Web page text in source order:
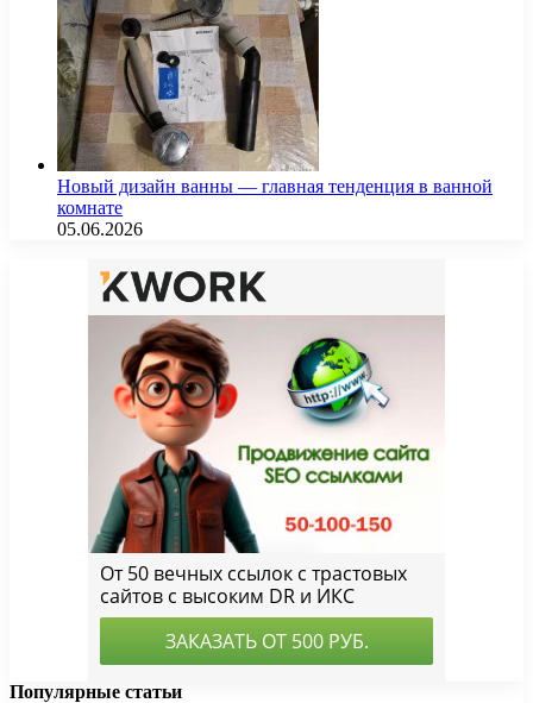
Новый дизайн ванны — главная тенденция в ванной
комнате
05.06.2026
Популярные статьи